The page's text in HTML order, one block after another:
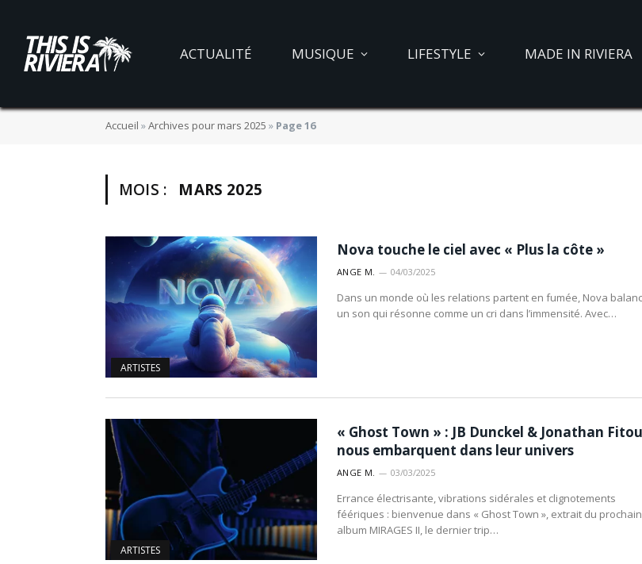
ACTUALITÉ MUSIQUE LIFESTYLE MADE IN RIVIERA
Accueil »Archives pour mars 2025 » Page 16
MOIS : MARS 2025
ARTISTES
Nova touche le ciel avec « Plus la côte »
ANGE M. 04/03/2025
Dans un monde où les relations partent en fumée, Nova
un son qui résonne comme un cri dans l’immensité. Avec…
ARTISTES
« Ghost Town » : JB Dunckel & Jonathan
nous embarquent dans leur univers
ANGE M. 03/03/2025
Errance électrisante, vibrations sidérales et clignotements
féériques : bienvenue dans « Ghost Town », extrait du prochain
album MIRAGES II, le dernier trip…